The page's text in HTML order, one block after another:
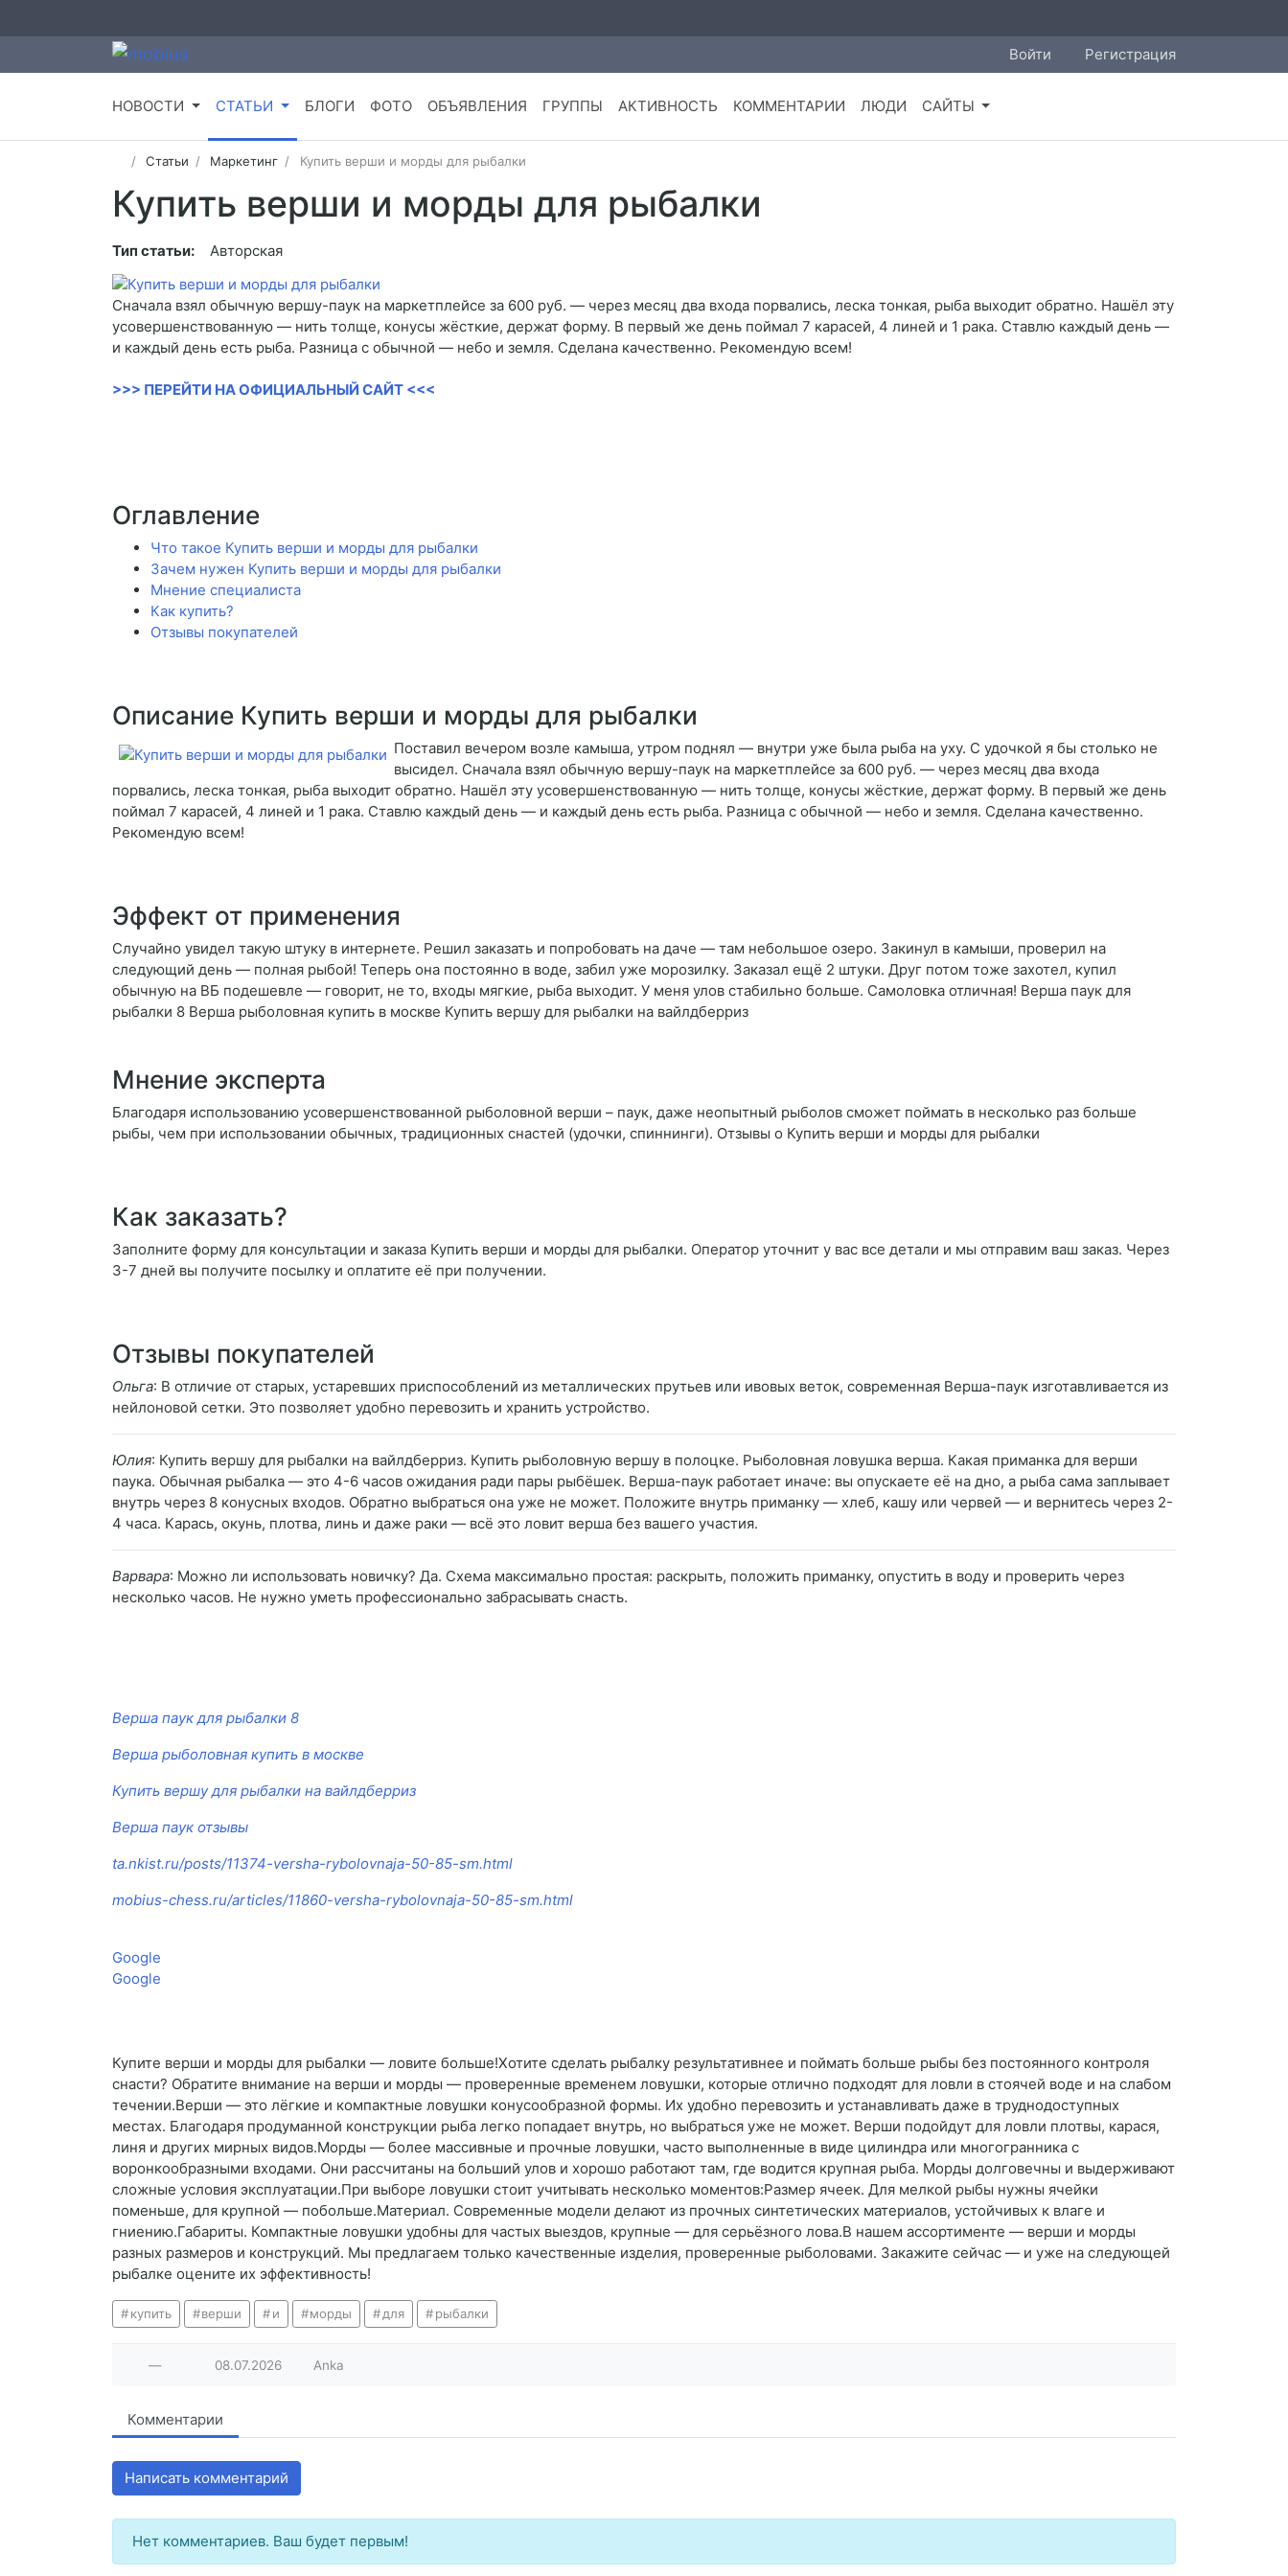
Войти Регистрация
НОВОСТИ СТАТЬИ БЛОГИ ФОТО ОБЪЯВЛЕНИЯ ГРУППЫ АКТИВНОСТЬ КОММЕНТАРИИ ЛЮДИ САЙТЫ
Статьи Маркетинг Купить верши и морды для рыбалки
Купить верши и морды для рыбалки
Тип статьи: Авторская
Сначала взял обычную вершу-паук на маркетплейсе за 600 руб. — через месяц два входа порвались, леска тонкая, рыба выходит обратно. Нашёл эту
усовершенствованную — нить толще, конусы жёсткие, держат форму. В первый же день поймал 7 карасей, 4 линей и 1 рака. Ставлю каждый день —
и каждый день есть рыба. Разница с обычной — небо и земля. Сделана качественно. Рекомендую всем!
>>> ПЕРЕЙТИ НА ОФИЦИАЛЬНЫЙ САЙТ <<<
Оглавление
Что такое Купить верши и морды для рыбалки
Зачем нужен Купить верши и морды для рыбалки
Мнение специалиста
Как купить?
Отзывы покупателей
Описание Купить верши и морды для рыбалки
Поставил вечером возле камыша, утром поднял — внутри уже была рыба на уху. С удочкой я бы столько не
высидел. Сначала взял обычную вершу-паук на маркетплейсе за 600 руб. — через месяц два входа
порвались, леска тонкая, рыба выходит обратно. Нашёл эту усовершенствованную — нить толще, конусы жёсткие, держат форму. В первый же день
поймал 7 карасей, 4 линей и 1 рака. Ставлю каждый день — и каждый день есть рыба. Разница с обычной — небо и земля. Сделана качественно.
Рекомендую всем!
Эффект от применения
Случайно увидел такую штуку в интернете. Решил заказать и попробовать на даче — там небольшое озеро. Закинул в камыши, проверил на
следующий день — полная рыбой! Теперь она постоянно в воде, забил уже морозилку. Заказал ещё 2 штуки. Друг потом тоже захотел, купил
обычную на ВБ подешевле — говорит, не то, входы мягкие, рыба выходит. У меня улов стабильно больше. Самоловка отличная! Верша паук для
рыбалки 8 Верша рыболовная купить в москве Купить вершу для рыбалки на вайлдберриз
Мнение эксперта
Благодаря использованию усовершенствованной рыболовной верши – паук, даже неопытный рыболов сможет поймать в несколько раз больше
рыбы, чем при использовании обычных, традиционных снастей (удочки, спиннинги). Отзывы о Купить верши и морды для рыбалки
Как заказать?
Заполните форму для консультации и заказа Купить верши и морды для рыбалки. Оператор уточнит у вас все детали и мы отправим ваш заказ. Через
3-7 дней вы получите посылку и оплатите её при получении.
Отзывы покупателей
Ольга: В отличие от старых, устаревших приспособлений из металлических прутьев или ивовых веток, современная Верша-паук изготавливается из
нейлоновой сетки. Это позволяет удобно перевозить и хранить устройство.
Юлия: Купить вершу для рыбалки на вайлдберриз. Купить рыболовную вершу в полоцке. Рыболовная ловушка верша. Какая приманка для верши
паука. Обычная рыбалка — это 4-6 часов ожидания ради пары рыбёшек. Верша-паук работает иначе: вы опускаете её на дно, а рыба сама заплывает
внутрь через 8 конусных входов. Обратно выбраться она уже не может. Положите внутрь приманку — хлеб, кашу или червей — и вернитесь через 2-
4 часа. Карась, окунь, плотва, линь и даже раки — всё это ловит верша без вашего участия.
Варвара: Можно ли использовать новичку? Да. Схема максимально простая: раскрыть, положить приманку, опустить в воду и проверить через
несколько часов. Не нужно уметь профессионально забрасывать снасть.
Верша паук для рыбалки 8
Верша рыболовная купить в москве
Купить вершу для рыбалки на вайлдберриз
Верша паук отзывы
ta.nkist.ru/posts/11374-versha-rybolovnaja-50-85-sm.html
mobius-chess.ru/articles/11860-versha-rybolovnaja-50-85-sm.html
Google
Google
Купите верши и морды для рыбалки — ловите больше!Хотите сделать рыбалку результативнее и поймать больше рыбы без постоянного контроля
снасти? Обратите внимание на верши и морды — проверенные временем ловушки, которые отлично подходят для ловли в стоячей воде и на слабом
течении.Верши — это лёгкие и компактные ловушки конусообразной формы. Их удобно перевозить и устанавливать даже в труднодоступных
местах. Благодаря продуманной конструкции рыба легко попадает внутрь, но выбраться уже не может. Верши подойдут для ловли плотвы, карася,
линя и других мирных видов.Морды — более массивные и прочные ловушки, часто выполненные в виде цилиндра или многогранника с
воронкообразными входами. Они рассчитаны на больший улов и хорошо работают там, где водится крупная рыба. Морды долговечны и выдерживают
сложные условия эксплуатации.При выборе ловушки стоит учитывать несколько моментов:Размер ячеек. Для мелкой рыбы нужны ячейки
поменьше, для крупной — побольше.Материал. Современные модели делают из прочных синтетических материалов, устойчивых к влаге и
гниению.Габариты. Компактные ловушки удобны для частых выездов, крупные — для серьёзного лова.В нашем ассортименте — верши и морды
разных размеров и конструкций. Мы предлагаем только качественные изделия, проверенные рыболовами. Закажите сейчас — и уже на следующей
рыбалке оцените их эффективность!
купить верши и морды для рыбалки
— 08.07.2026 Anka
Комментарии
Написать комментарий
Нет комментариев. Ваш будет первым!